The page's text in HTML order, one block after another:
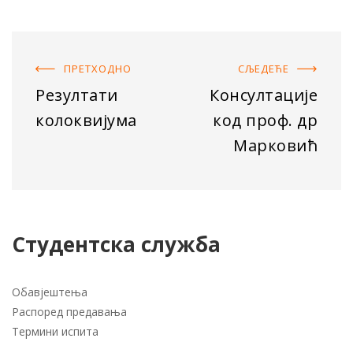
ПРЕТХОДНO
Резултати
колоквијума
СЉЕДЕЋE
Консултације
код проф. др
Марковић
Студентска служба
Обавјештења
Распоред предавања
Термини испита